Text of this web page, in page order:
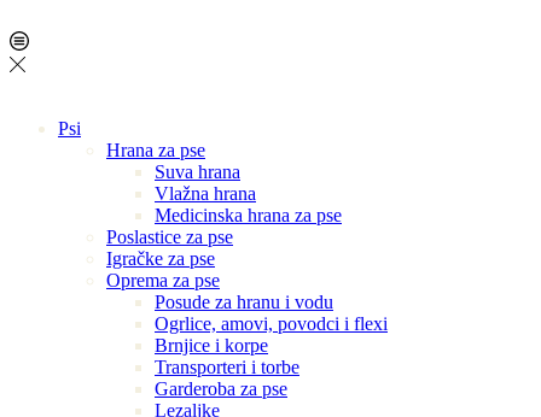
Psi
Hrana za pse
Suva hrana
Vlažna hrana
Medicinska hrana za pse
Poslastice za pse
Igračke za pse
Oprema za pse
Posude za hranu i vodu
Ogrlice, amovi, povodci i flexi
Brnjice i korpe
Transporteri i torbe
Garderoba za pse
Lezaljke